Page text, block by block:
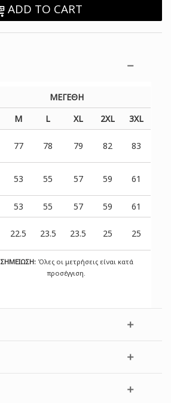
ADD TO CART
ΜΕΓΕΘΗ
M L XL 2XL 3XL
ΣΗΜΕΙΩΣΗ:Όλες οι μετρήσεις είναι κατά
προσέγγιση.
77 78 79 82 83
53 55 57 59 61
53 55 57 59
61
22.5 23.5 23.5 25 25